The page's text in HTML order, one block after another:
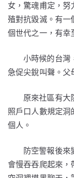
女，驚魂甫定，
殖對抗毀滅。有一
個世代之一，有幸
小時候的台灣
急促尖銳叫聲。父
原來社區有大
照戶口人數規定洞
個人。
防空警報後來
會慢吞吞爬起來